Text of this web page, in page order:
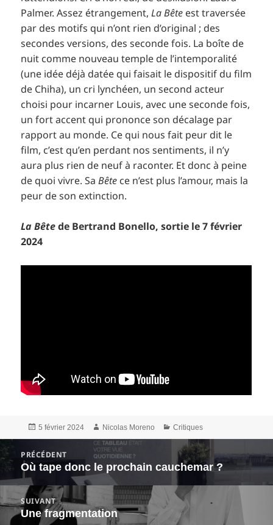
Palmer. Assez étrangement,La Bête est traversée
par des motifs qui n’ont rien d’original ; des
secondes versions, des seconde fois. La boîte de
nuit comme nouveau temple de l’intemporalité
(une idée déjà datée qui faisait le dispositif du film
de Chiha), un cri lynchéen, un second acteur
choisi pour incarner Louis, avec une seconde fois,
un fort accent qui prononce son décalage par
rapport au monde. Ce qui nous fait peur dit le
film, c’est qu’en perdant nos sentiments, il n’y
aura plus rien de neuf à raconter. Et donc à peine
de quoi vivre. SaBête ce n’est plus l’amour, mais la
peur de son extinction.
La Bêtede Bertrand Bonello, sortie le 7 février
2024
Publié
le
5 février 2024 Auteur
Nicolas Moreno Catégories
Critiques
Navigation
de
PRÉCÉDENT
Article
précédent :
Où tape donc le prochain cauchemar ?
SUIVANT
Article
Une fragmentation